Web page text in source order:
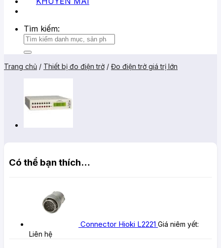
Tìm kiếm:
Trang chủ / Thiết bị đo điện trở / Đo điện trở giá trị lớn
Có thể bạn thích…
Connector Hioki L2221 Giá niêm yết:
Liên hệ